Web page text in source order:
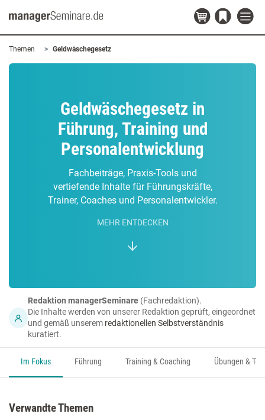
Themen Geldwäschegesetz
Geldwäschegesetz in
Führung, Training und
Personalentwicklung
Fachbeiträge, Praxis-Tools und
vertiefende Inhalte für Führungskräfte,
Trainer, Coaches und Personalentwickler.
MEHR ENTDECKEN
Redaktion managerSeminare (Fachredaktion).
Die Inhalte werden von unserer Redaktion geprüft, eingeordnet
und gemäß unserem redaktionellen Selbstverständnis
kuratiert.
Im Fokus Führung Training & Coaching Übungen &
Verwandte Themen